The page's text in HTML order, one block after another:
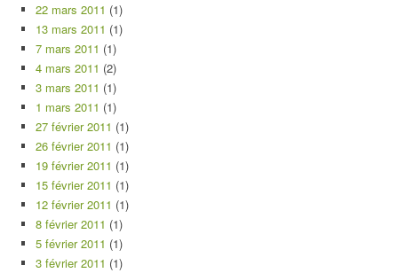
22 mars 2011 (1)
13 mars 2011 (1)
7 mars 2011 (1)
4 mars 2011 (2)
3 mars 2011 (1)
1 mars 2011 (1)
27 février 2011 (1)
26 février 2011 (1)
19 février 2011 (1)
15 février 2011 (1)
12 février 2011 (1)
8 février 2011 (1)
5 février 2011 (1)
3 février 2011 (1)